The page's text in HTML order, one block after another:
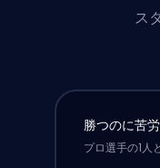
ス
勝つのに苦
プロ選手の1人